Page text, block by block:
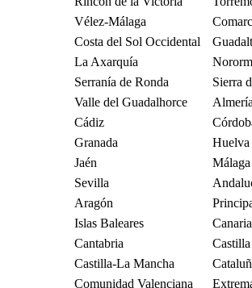
Vélez-Málaga
Costa del Sol Occidental
La Axarquía
Serranía de Ronda
Sierra
Valle del Guadalhorce
Almería
Cádiz
Granada
Huelva
Jaén
Málaga
Sevilla
Aragón
Islas Baleares
Cantabria
Castilla-La Mancha
Comunidad Valenciana